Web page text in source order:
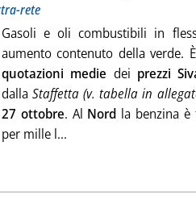
rete
Gasoli e oli combustibili in
aumento contenuto della verde.
quotazioni medie dei prezzi
dallaStaffetta (v. tabella in
27 ottobre. Al Nord la benzina
per mille l...